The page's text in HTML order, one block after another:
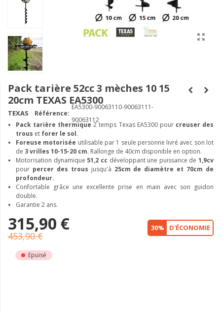
Pack tarière 52cc 3 mèches 10 15
20cm TEXAS EA5300
TEXAS Référence:
EA5300-90063110-90063111-
90063112
Pack tarière thermique2 temps Texas EA5300 pourcreuser des
trous et forer le sol.
Foreuse motorisée utilisable par 1 seule personne livré avec son lot
de 3 vrilles 10-15-20 cm. Rallonge de 40cm disponible en option.
Motorisation dynamique 51,2 cc développant une puissance de 1,9cv
pour percer des trous jusqu'à 25cm de diamètre et 70cm de
profondeur.
Confortable grâce une excellente prise en main avec son guidon
double.
Garantie 2 ans.
315,90 €
453,90 €
30% D'ÉCONOMIE
Epuisé